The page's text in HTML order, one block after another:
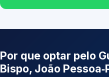
Por que optar pelo
Bispo, João